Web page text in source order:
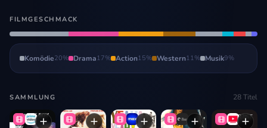
FILMGESCHMACK
Komödie20% Drama17% Action15% Western11% Musik9%
SAMMLUNG 28Titel